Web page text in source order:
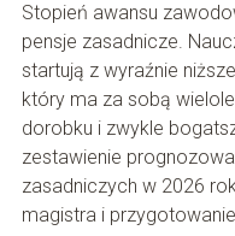
Stopień awansu
pensje zasadnicze.
startują z wyraźnie
który ma za sobą
dorobku i zwykle
zestawienie
zasadniczych w 2026
magistra i